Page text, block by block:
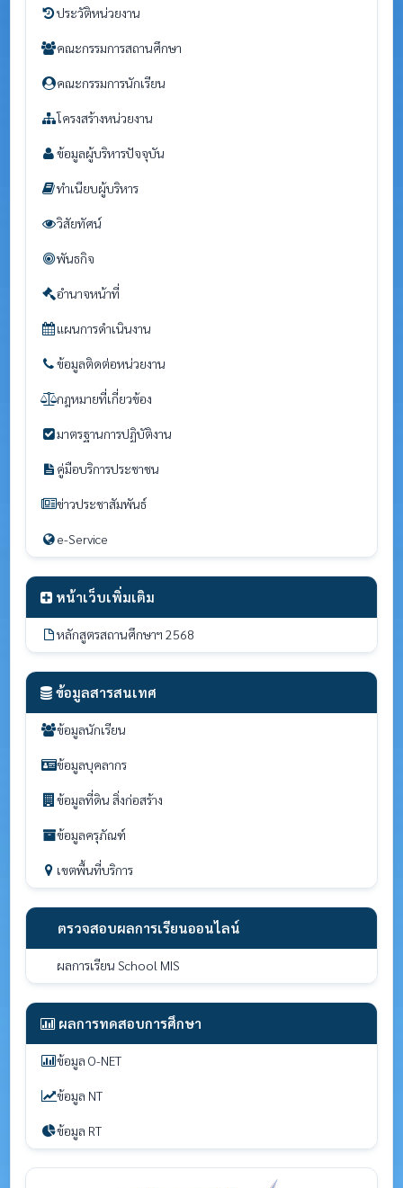
ประวัติหน่วยงาน
คณะกรรมการสถานศึกษา
คณะกรรมการนักเรียน
โครงสร้างหน่วยงาน
ข้อมูลผู้บริหารปัจจุบัน
ทำเนียบผู้บริหาร
วิสัยทัศน์
พันธกิจ
อำนาจหน้าที่
แผนการดำเนินงาน
ข้อมูลติดต่อหน่วยงาน
กฎหมายที่เกี่ยวข้อง
มาตรฐานการปฏิบัติงาน
คู่มือบริการประชาชน
ข่าวประชาสัมพันธ์
e-Service
หน้าเว็บเพิ่มเติม
หลักสูตรสถานศึกษาฯ 2568
ข้อมูลสารสนเทศ
ข้อมูลนักเรียน
ข้อมูลบุคลากร
ข้อมูลที่ดิน สิ่งก่อสร้าง
ข้อมูลครุภัณฑ์
เขตพื้นที่บริการ
ตรวจสอบผลการเรียนออนไลน์
ผลการเรียน School MIS
ผลการทดสอบการศึกษา
ข้อมูล O-NET
ข้อมูล NT
ข้อมูล RT